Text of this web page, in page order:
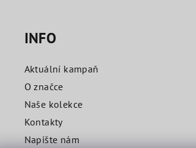
INFO
Aktuální kampaň
O značce
Naše kolekce
Kontakty
Napište nám